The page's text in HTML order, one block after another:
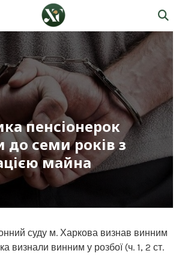
пенсіонерок
до семи років з
майна
суду м. Харкова визнав винним
визнали винним у розбої (ч. 1, 2 ст.